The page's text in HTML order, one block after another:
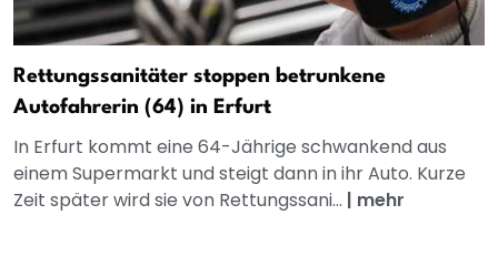
Rettungssanitäter stoppen betrunkene
Autofahrerin (64) in Erfurt
In Erfurt kommt eine 64-Jährige schwankend aus
einem Supermarkt und steigt dann in ihr Auto. Kurze
Zeit später wird sie von Rettungssani... | mehr